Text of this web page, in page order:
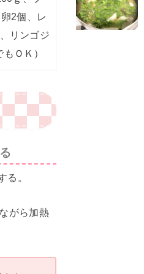
2個、レ
リンゴジ
ＯＫ）
る。
がら加熱